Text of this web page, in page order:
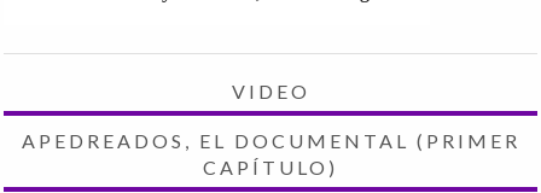
VIDEO
APEDREADOS, EL DOCUMENTAL (PRIMER
CAPÍTULO)